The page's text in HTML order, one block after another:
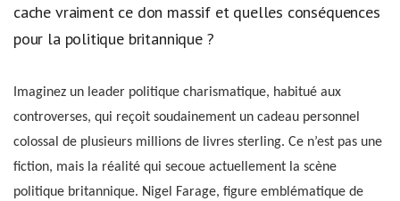
cache vraiment ce don massif et quelles conséquences
pour la politique britannique ?
Imaginez un leader politique charismatique, habitué aux
controverses, qui reçoit soudainement un cadeau personnel
colossal de plusieurs millions de livres sterling. Ce n’est pas une
fiction, mais la réalité qui secoue actuellement la scène
politique britannique. Nigel Farage, figure emblématique de